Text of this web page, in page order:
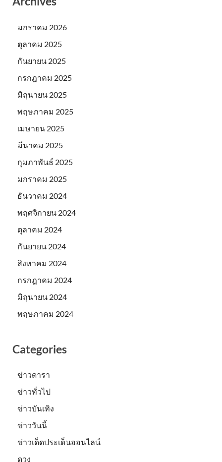
มกราคม 2026
ตุลาคม 2025
กันยายน 2025
กรกฎาคม 2025
มิถุนายน 2025
พฤษภาคม 2025
เมษายน 2025
มีนาคม 2025
กุมภาพันธ์ 2025
มกราคม 2025
ธันวาคม 2024
พฤศจิกายน 2024
ตุลาคม 2024
กันยายน 2024
สิงหาคม 2024
กรกฎาคม 2024
มิถุนายน 2024
พฤษภาคม 2024
Categories
ข่าวดารา
ข่าวทั่วไป
ข่าวบันเทิง
ข่าววันนี้
ข่าวเด็ดประเด็นออนไลน์
ดวง